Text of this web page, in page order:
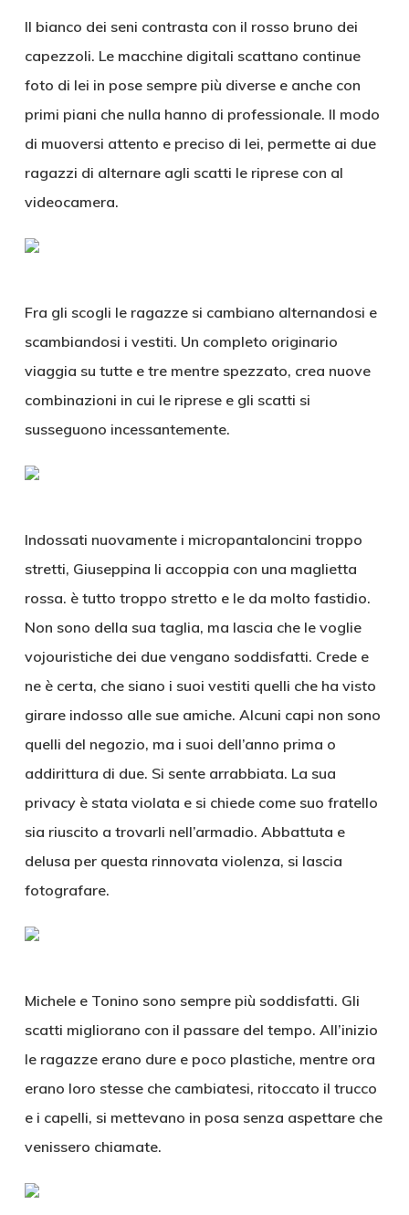
Il bianco dei seni contrasta con il rosso bruno dei
capezzoli. Le macchine digitali scattano continue
foto di lei in pose sempre più diverse e anche con
primi piani che nulla hanno di professionale. Il modo
di muoversi attento e preciso di lei, permette ai due
ragazzi di alternare agli scatti le riprese con al
videocamera.
Fra gli scogli le ragazze si cambiano alternandosi e
scambiandosi i vestiti. Un completo originario
viaggia su tutte e tre mentre spezzato, crea nuove
combinazioni in cui le riprese e gli scatti si
susseguono incessantemente.
Indossati nuovamente i micropantaloncini troppo
stretti, Giuseppina li accoppia con una maglietta
rossa. è tutto troppo stretto e le da molto fastidio.
Non sono della sua taglia, ma lascia che le voglie
vojouristiche dei due vengano soddisfatti. Crede e
ne è certa, che siano i suoi vestiti quelli che ha visto
girare indosso alle sue amiche. Alcuni capi non sono
quelli del negozio, ma i suoi dell’anno prima o
addirittura di due. Si sente arrabbiata. La sua
privacy è stata violata e si chiede come suo fratello
sia riuscito a trovarli nell’armadio. Abbattuta e
delusa per questa rinnovata violenza, si lascia
fotografare.
Michele e Tonino sono sempre più soddisfatti. Gli
scatti migliorano con il passare del tempo. All’inizio
le ragazze erano dure e poco plastiche, mentre ora
erano loro stesse che cambiatesi, ritoccato il trucco
e i capelli, si mettevano in posa senza aspettare che
venissero chiamate.